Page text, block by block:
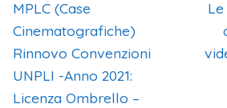
MPLC (Case
Cinematografiche)
Rinnovo Convenzioni
UNPLI -Anno 2021:
Licenza Ombrello –